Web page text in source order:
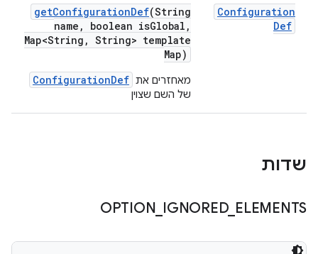
Configuration
Def
getConfigurationDef(String
name , boolean isGlobal ,
Map<String , String> template
Map)
מאחזרים את ConfigurationDef
של השם שצוין
שדות
OPTION IGNORED_ ELEMENTS